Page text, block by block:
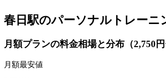
春日駅のパーソナルトレーニ
月額プランの料金相場と分布（2,750円
月額最安値